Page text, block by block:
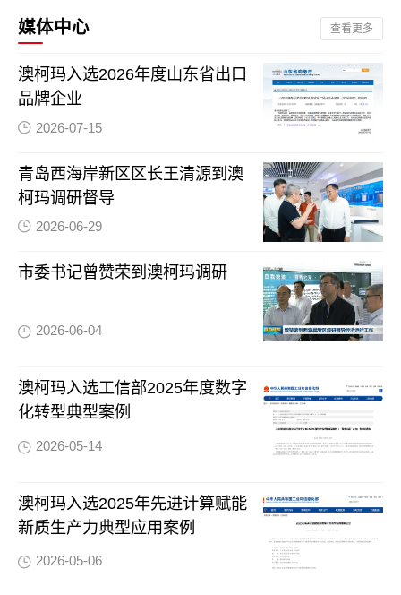
媒体中心 查看更多
澳柯玛入选2026年度山东省出口
品牌企业
2026-07-15
青岛西海岸新区区长王清源到澳
柯玛调研督导
2026-06-29
市委书记曾赞荣到澳柯玛调研
2026-06-04
澳柯玛入选工信部2025年度数字
化转型典型案例
2026-05-14
澳柯玛入选2025年先进计算赋能
新质生产力典型应用案例
2026-05-06